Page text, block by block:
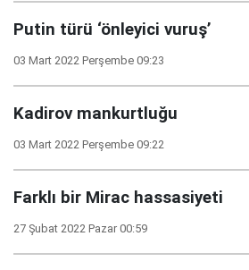
Putin türü ‘önleyici vuruş’
03 Mart 2022 Perşembe 09:23
Kadirov mankurtluğu
03 Mart 2022 Perşembe 09:22
Farklı bir Mirac hassasiyeti
27 Şubat 2022 Pazar 00:59